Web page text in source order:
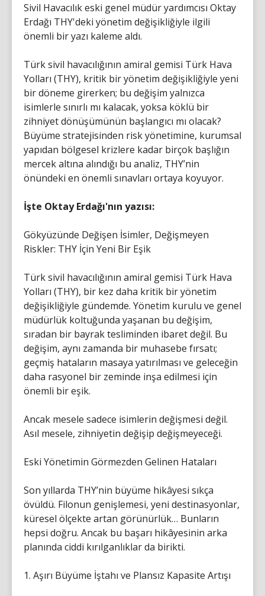
Sivil Havacılık eski genel müdür yardımcısı Oktay
Erdağı THY'deki yönetim değişikliğiyle ilgili
önemli bir yazı kaleme aldı.
Türk sivil havacılığının amiral gemisi Türk Hava
Yolları (THY), kritik bir yönetim değişikliğiyle yeni
bir döneme girerken; bu değişim yalnızca
isimlerle sınırlı mı kalacak, yoksa köklü bir
zihniyet dönüşümünün başlangıcı mı olacak?
Büyüme stratejisinden risk yönetimine, kurumsal
yapıdan bölgesel krizlere kadar birçok başlığın
mercek altına alındığı bu analiz, THY’nin
önündeki en önemli sınavları ortaya koyuyor.
İşte Oktay Erdağı'nın yazısı:
Gökyüzünde Değişen İsimler, Değişmeyen
Riskler: THY İçin Yeni Bir Eşik
Türk sivil havacılığının amiral gemisi Türk Hava
Yolları (THY), bir kez daha kritik bir yönetim
değişikliğiyle gündemde. Yönetim kurulu ve genel
müdürlük koltuğunda yaşanan bu değişim,
sıradan bir bayrak tesliminden ibaret değil. Bu
değişim, aynı zamanda bir muhasebe fırsatı;
geçmiş hataların masaya yatırılması ve geleceğin
daha rasyonel bir zeminde inşa edilmesi için
önemli bir eşik.
Ancak mesele sadece isimlerin değişmesi değil.
Asıl mesele, zihniyetin değişip değişmeyeceği.
Eski Yönetimin Görmezden Gelinen Hataları
Son yıllarda THY’nin büyüme hikâyesi sıkça
övüldü. Filonun genişlemesi, yeni destinasyonlar,
küresel ölçekte artan görünürlük… Bunların
hepsi doğru. Ancak bu başarı hikâyesinin arka
planında ciddi kırılganlıklar da birikti.
1. Aşırı Büyüme İştahı ve Plansız Kapasite Artışı